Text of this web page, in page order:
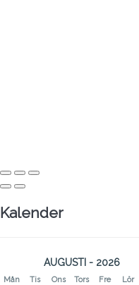
Kalender
AUGUSTI - 2026
Mån Tis Ons Tors Fre Lör